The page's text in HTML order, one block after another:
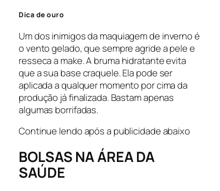
Dica de ouro
Um dos inimigos da maquiagem de inverno é
o vento gelado, que sempre agride a pele e
resseca a make. A bruma hidratante evita
que a sua base craquele. Ela pode ser
aplicada a qualquer momento por cima da
produção já finalizada. Bastam apenas
algumas borrifadas.
Continue lendo após a publicidade abaixo
BOLSAS NA ÁREA DA
SAÚDE